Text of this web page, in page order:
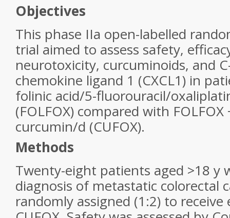
Objectives
This phase IIa open-labelled
trial aimed to assess safety,
neurotoxicity, curcuminoids, and
chemokine ligand 1 (CXCL1) in
folinic acid/5-fluorouracil/
(FOLFOX) compared with FOLFOX
curcumin/d (CUFOX).
Methods
Twenty-eight patients aged >18 y
diagnosis of metastatic colorectal
randomly assigned (1:2) to receive